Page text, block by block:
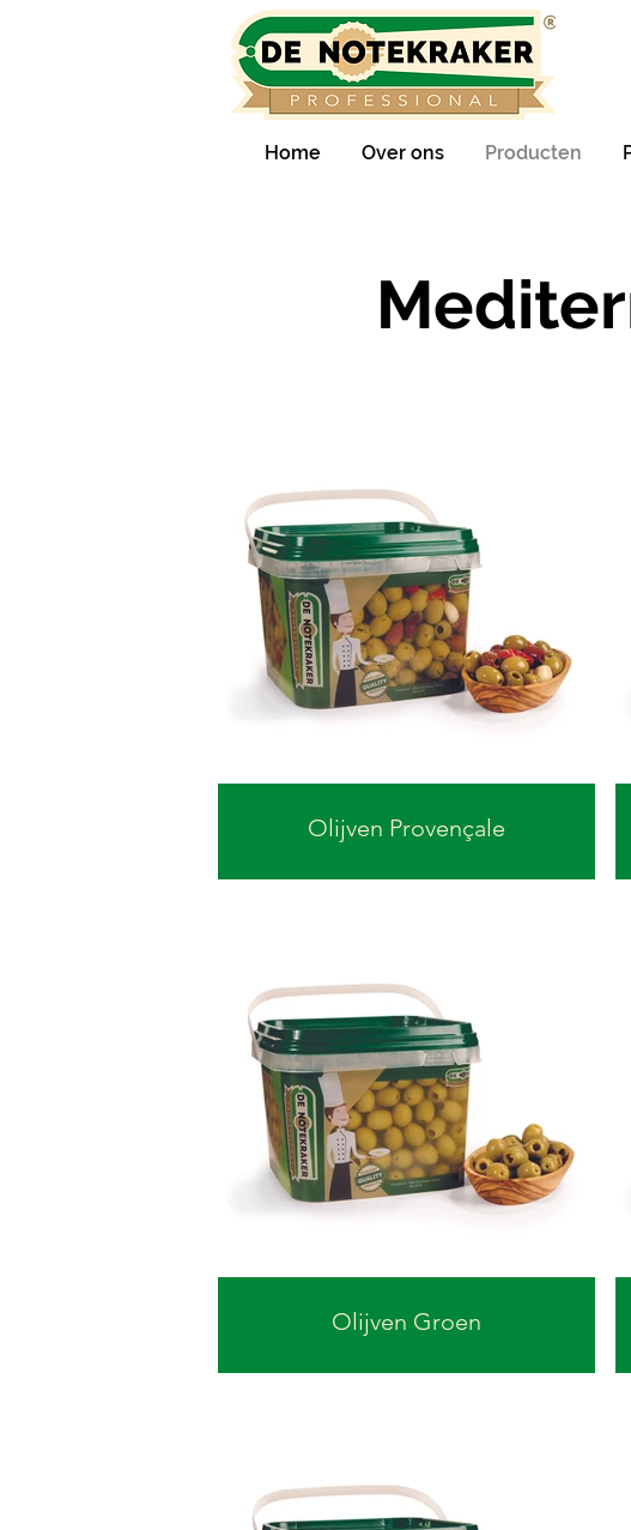
Home Over ons Producten
Olijven Provençale
Olijven Groen